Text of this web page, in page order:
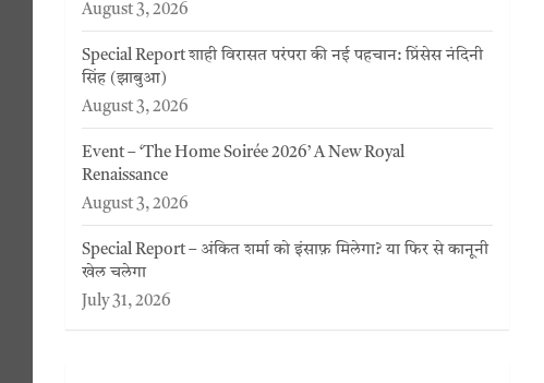
August 3, 2026
Special Report शाही विरासत परंपरा की नई पहचान: प्रिंसेस नंदिनी
सिंह (झाबुआ)
August 3, 2026
Event – ‘The Home Soirée 2026’ A New Royal
Renaissance
August 3, 2026
Special Report – अंकित शर्मा को इंसाफ़ मिलेगा? या फिर से कानूनी
खेल चलेगा
July 31, 2026